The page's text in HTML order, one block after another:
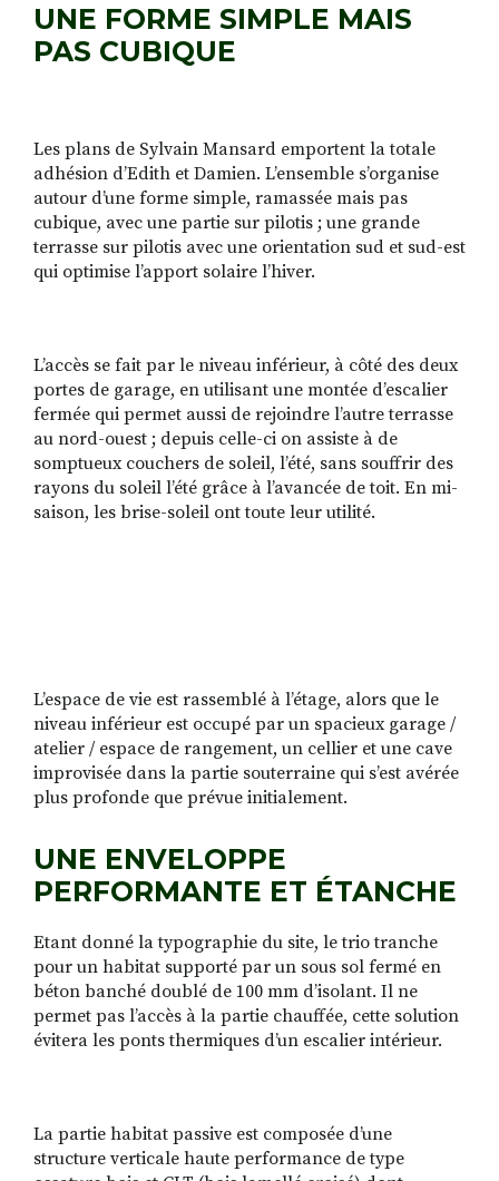
UNE FORME SIMPLE MAIS
PAS CUBIQUE
Les plans de Sylvain Mansard emportent la totale
adhésion d’Edith et Damien. L’ensemble s’organise
autour d’une forme simple, ramassée mais pas
cubique, avec une partie sur pilotis ; une grande
terrasse sur pilotis avec une orientation sud et sud-est
qui optimise l’apport solaire l’hiver.
L’accès se fait par le niveau inférieur, à côté des deux
portes de garage, en utilisant une montée d’escalier
fermée qui permet aussi de rejoindre l’autre terrasse
au nord-ouest ; depuis celle-ci on assiste à de
somptueux couchers de soleil, l’été, sans souffrir des
rayons du soleil l’été grâce à l’avancée de toit. En mi-
saison, les brise-soleil ont toute leur utilité.
L’espace de vie est rassemblé à l’étage, alors que le
niveau inférieur est occupé par un spacieux garage /
atelier / espace de rangement, un cellier et une cave
improvisée dans la partie souterraine qui s’est avérée
plus profonde que prévue initialement.
UNE ENVELOPPE
PERFORMANTE ET ÉTANCHE
Etant donné la typographie du site, le trio tranche
pour un habitat supporté par un sous sol fermé en
béton banché doublé de 100 mm d’isolant. Il ne
permet pas l’accès à la partie chauffée, cette solution
évitera les ponts thermiques d’un escalier intérieur.
La partie habitat passive est composée d’une
structure verticale haute performance de type